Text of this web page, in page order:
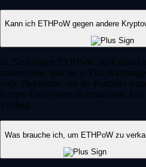
Kann ich ETHPoW gegen andere
Ja, Sie können ETHPoW auch direkt
umtauschen, statt sie in Fiat-
volle Flexibilität, um Ihr Portfolio
Krypto-Ökosystem zu entdecken.
Trading.
Was brauche ich, um ETHPoW zu